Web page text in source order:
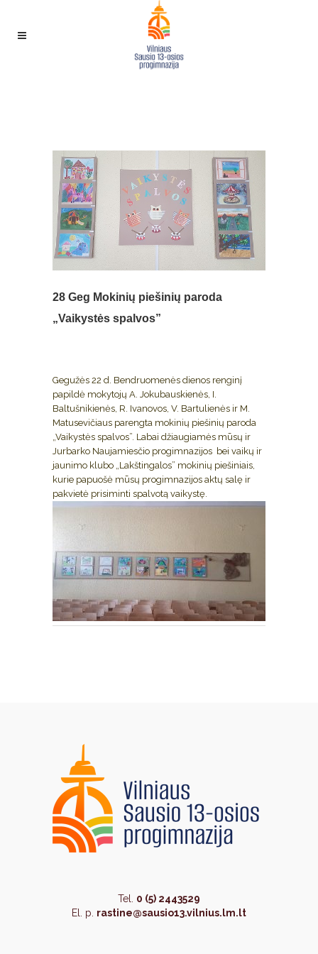
28 Geg Mokinių piešinių paroda
„Vaikystės spalvos”
Gegužės 22 d. Bendruomenės dienos renginį
papildė mokytojų A. Jokubauskienės, I.
Baltušnikienės, R. Ivanovos, V. Bartulienės ir M.
Matusevičiaus parengta mokinių piešinių paroda
„Vaikystės spalvos”. Labai džiaugiamės mūsų ir
Jurbarko Naujamiesčio progimnazijos bei vaikų ir
jaunimo klubo „Lakštingalos” mokinių piešiniais,
kurie papuošė mūsų progimnazijos aktų salę ir
pakvietė prisiminti spalvotą vaikystę.
Tel. 0 (5) 2443529
El. p. rastine@sausio13.vilnius.lm.lt